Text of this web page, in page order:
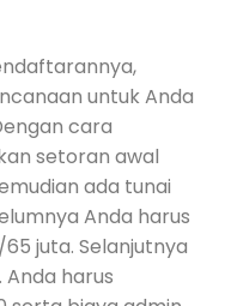
untuk Anda
cara
setoran awal
ada tunai
Anda harus
juta. Selanjutnya
harus